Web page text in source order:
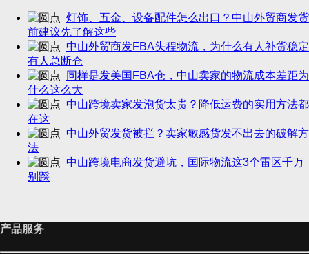
灯饰、五金、设备配件怎么出口？中山外贸商发货
前建议先了解这些
中山外贸商发FBA头程物流，为什么有人补货稳定
有人总断仓
同样是发美国FBA仓，中山卖家的物流成本差距为
什么这么大
中山跨境卖家发泡货太贵？降低运费的实用方法都
在这
中山外贸发货被拦？卖家敏感货发不出去的破解方
法
中山跨境电商发货避坑，国际物流这3个雷区千万
别踩
产品服务